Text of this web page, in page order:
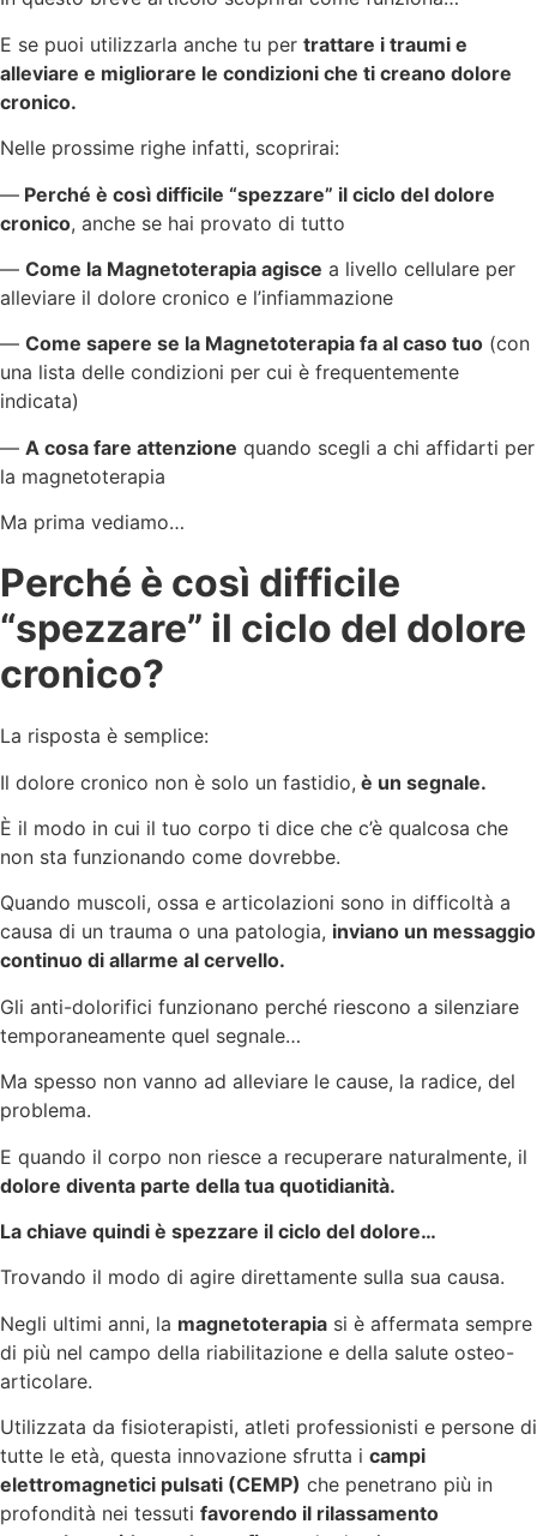
E se puoi utilizzarla anche tu per trattare i traumi e
alleviare e migliorare le condizioni che ti creano dolore
cronico.
Nelle prossime righe infatti, scoprirai:
— Perché è così difficile “spezzare” il ciclo del dolore
cronico, anche se hai provato di tutto
— Come la Magnetoterapia agisce a livello cellulare per
alleviare il dolore cronico e l’infiammazione
— Come sapere se la Magnetoterapia fa al caso tuo (con
una lista delle condizioni per cui è frequentemente
indicata)
— A cosa fare attenzione quando scegli a chi affidarti per
la magnetoterapia
Ma prima vediamo…
Perché è così difficile
“spezzare” il ciclo del dolore
cronico?
La risposta è semplice:
Il dolore cronico non è solo un fastidio, è un segnale.
È il modo in cui il tuo corpo ti dice che c’è qualcosa che
non sta funzionando come dovrebbe.
Quando muscoli, ossa e articolazioni sono in difficoltà a
causa di un trauma o una patologia, inviano un messaggio
continuo di allarme al cervello.
Gli anti-dolorifici funzionano perché riescono a silenziare
temporaneamente quel segnale…
Ma spesso non vanno ad alleviare le cause, la radice, del
problema.
E quando il corpo non riesce a recuperare naturalmente, il
dolore diventa parte della tua quotidianità.
La chiave quindi è spezzare il ciclo del dolore…
Trovando il modo di agire direttamente sulla sua causa.
Negli ultimi anni, la magnetoterapia si è affermata sempre
di più nel campo della riabilitazione e della salute osteo-
articolare.
Utilizzata da fisioterapisti, atleti professionisti e persone di
tutte le età, questa innovazione sfrutta i campi
elettromagnetici pulsati (CEMP) che penetrano più in
profondità nei tessuti favorendo il rilassamento